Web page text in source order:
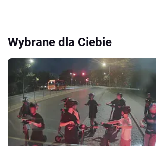
Wybrane dla Ciebie